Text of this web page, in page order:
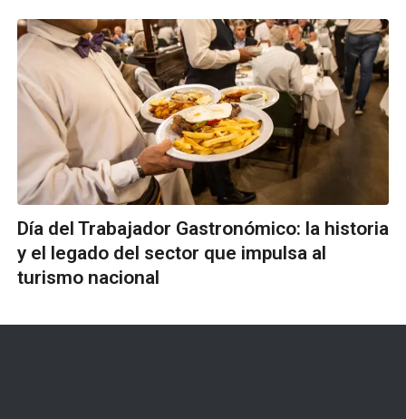
Día del Trabajador Gastronómico: la historia
y el legado del sector que impulsa al
turismo nacional